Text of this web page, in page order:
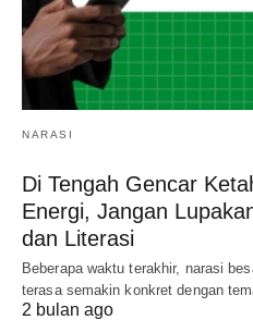
NARASI
Di Tengah Gencar
Energi, Jangan
dan Literasi
Beberapa waktu terakhir, narasi
terasa semakin konkret dengan
2 bulan ago